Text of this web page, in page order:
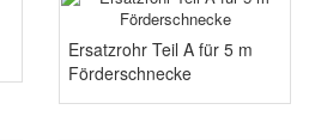
Ersatzrohr Teil A für 5 m
Förderschnecke